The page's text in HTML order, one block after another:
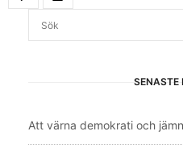
SENASTE
Att värna demokrati och